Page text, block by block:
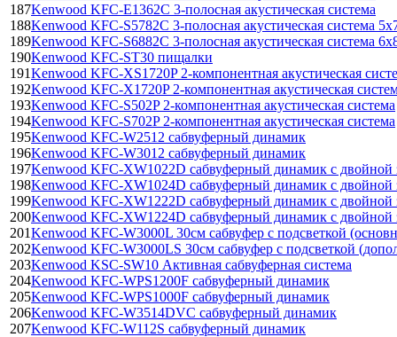
187Kenwood KFC-E1362C 3-полосная акустическая система
188Kenwood KFC-S5782C 3-полосная акустическая система
189Kenwood KFC-S6882C 3-полосная акустическая система
190Kenwood KFC-ST30 пищалки
191Kenwood KFC-XS1720P 2-компонентная акустическая
192Kenwood KFC-X1720P 2-компонентная акустическая
193Kenwood KFC-S502P 2-компонентная акустическая система
194Kenwood KFC-S702P 2-компонентная акустическая система
195Kenwood KFC-W2512 сабвуферный динамик
196Kenwood KFC-W3012 сабвуферный динамик
197Kenwood KFC-XW1022D сабвуферный динамик с двойной
198Kenwood KFC-XW1024D сабвуферный динамик с двойной
199Kenwood KFC-XW1222D сабвуферный динамик с двойной
200Kenwood KFC-XW1224D сабвуферный динамик с двойной
201Kenwood KFC-W3000L 30см сабвуфер с подсветкой
202Kenwood KFC-W3000LS 30см сабвуфер с подсветкой
203Kenwood KSC-SW10 Активная сабвуферная система
204Kenwood KFC-WPS1200F сабвуферный динамик
205Kenwood KFC-WPS1000F сабвуферный динамик
206Kenwood KFC-W3514DVC сабвуферный динамик
207Kenwood KFC-W112S сабвуферный динамик